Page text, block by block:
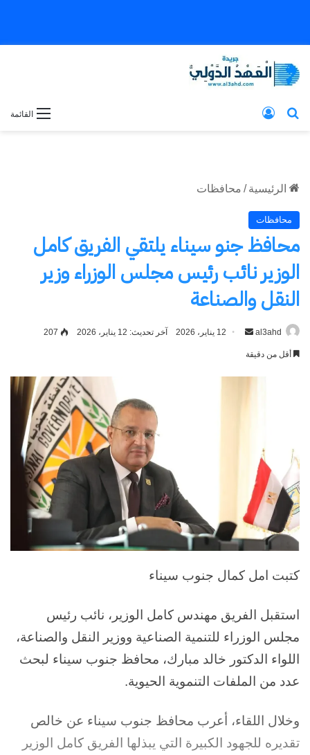
القائمة بحث عن
الرئيسية / محافظات
محافظات
محافظ جنو سيناء يلتقي الفريق كامل
الوزير نائب رئيس مجلس الوزراء وزير
النقل والصناعة
al3ahd
أرسل 12 يناير، 2026 آخر تحديث: 12 يناير، 2026 207
أقل من دقيقة
كتبت امل كمال جنوب سيناء
استقبل الفريق مهندس كامل الوزير، نائب رئيس
مجلس الوزراء للتنمية الصناعية ووزير النقل والصناعة،
اللواء الدكتور خالد مبارك، محافظ جنوب سيناء لبحث
عدد من الملفات التنموية الحيوية.
وخلال اللقاء، أعرب محافظ جنوب سيناء عن خالص
تقديره للجهود الكبيرة التي يبذلها الفريق كامل الوزير